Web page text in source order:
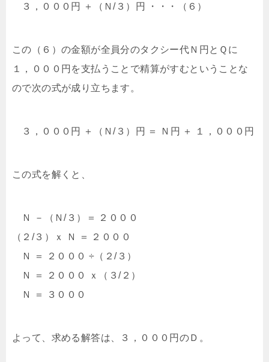
３，０００円 ＋（Ｎ/３）円 ・・・（６）
この（６）の金額が全員分のタクシー代Ｎ円とＱに
１，０００円を支払うことで精算がすむということな
ので次の式が成り立ちます。
３，０００円 ＋（Ｎ/３）円 ＝ Ｎ円 ＋ １，０００円
この式を解くと、
Ｎ －（Ｎ/３）＝ ２０００
（２/３）ｘ Ｎ ＝ ２０００
Ｎ ＝ ２０００ ÷（２/３）
Ｎ ＝ ２０００ ｘ（３/２）
Ｎ ＝ ３０００
よって、求める解答は、３，０００円のＤ。